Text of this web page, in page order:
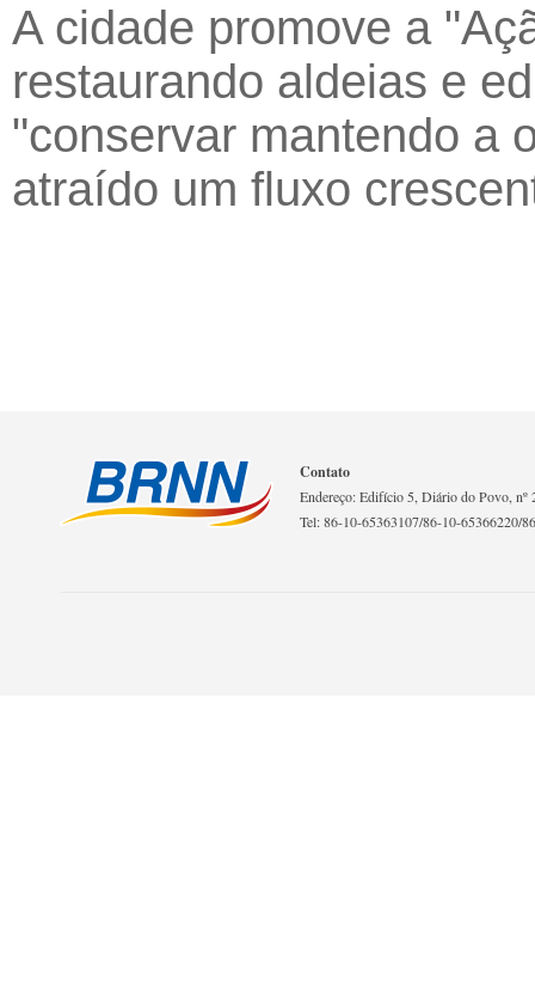
A cidade promove a
restaurando aldeias e
"conservar mantendo a
atraído um fluxo
Contato
Endereço: Edifício 5, Diário do Povo,
Tel: 86-10-65363107/86-10-65366220/